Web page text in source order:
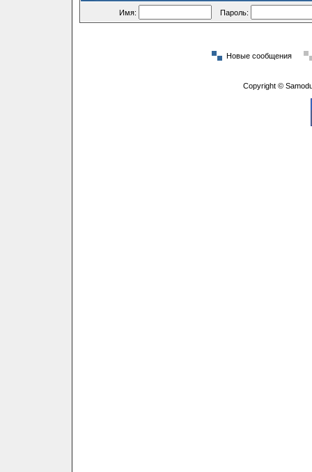
Имя: Пароль:
Новые сообщения
Copyright ©